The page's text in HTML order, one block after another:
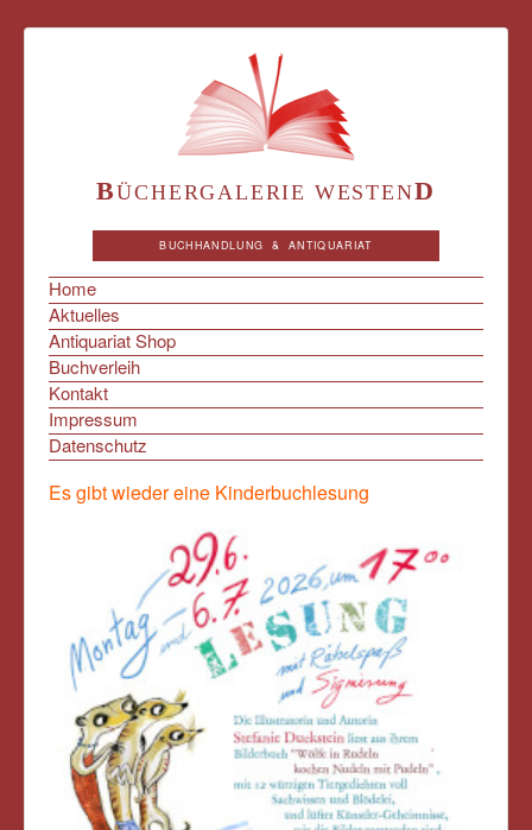
BÜCHERGALERIE WESTEND
BUCHHANDLUNG & ANTIQUARIAT
Home
Aktuelles
Antiquariat Shop
Buchverleih
Kontakt
Impressum
Datenschutz
Es gibt wieder eine Kinderbuchlesung